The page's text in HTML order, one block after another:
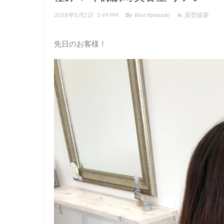
2018年3月2日 1:49 PM By Rien Yamazaki In 髪型提案
先日のお客様！